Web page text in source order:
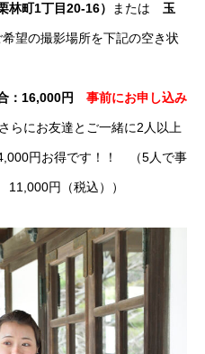
町1丁目20-16） または 玉
望の撮影場所を下記の空き状
16,000円 事前にお申し込み
にお友達とご一緒に2人以上
円お得です！！ （5人で事
円（税込））